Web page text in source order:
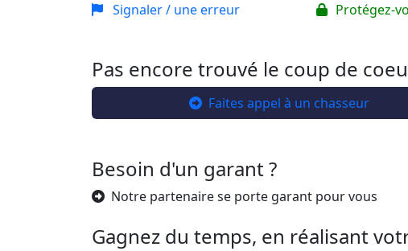
Signaler / une erreur Protégez-
Pas encore trouvé le coup de
Faites appel à un chasseur
Besoin d'un garant ?
Notre partenaire se porte garant pour vous
Gagnez du temps, en réalisant